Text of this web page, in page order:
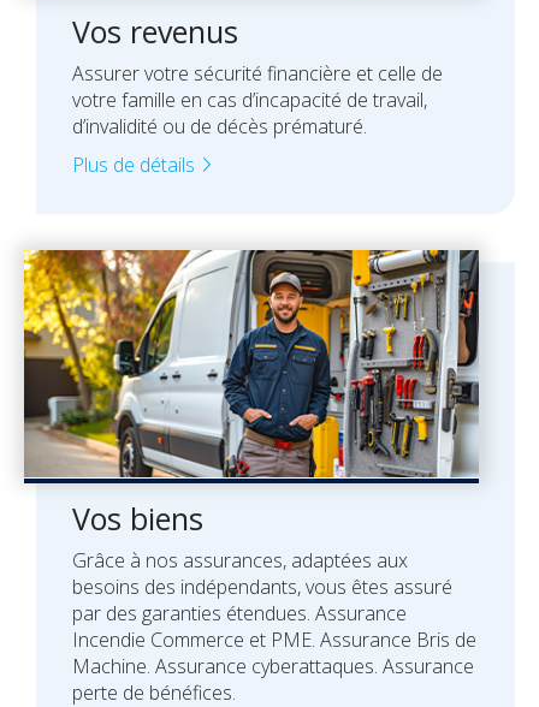
Vos revenus
Assurer votre sécurité financière et celle de
votre famille en cas d’incapacité de travail,
d’invalidité ou de décès prématuré.
Plus de détails
Vos biens
Grâce à nos assurances, adaptées aux
besoins des indépendants, vous êtes assuré
par des garanties étendues. Assurance
Incendie Commerce et PME. Assurance Bris de
Machine. Assurance cyberattaques. Assurance
perte de bénéfices.